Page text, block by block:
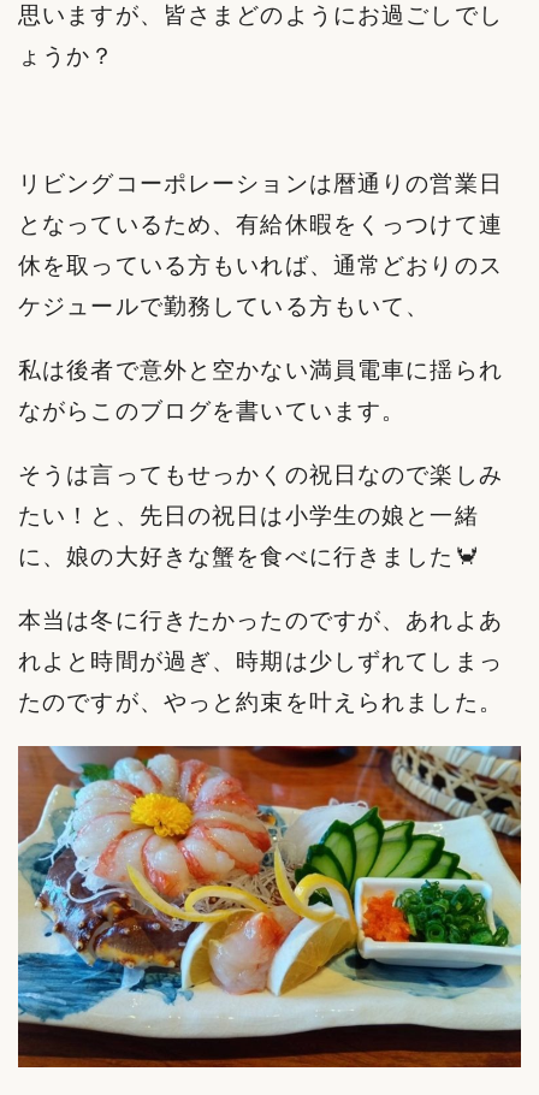
思いますが、皆さまどのようにお過ごしでし
ょうか？
リビングコーポレーションは暦通りの営業日
となっているため、有給休暇をくっつけて連
休を取っている方もいれば、通常どおりのス
ケジュールで勤務している方もいて、
私は後者で意外と空かない満員電車に揺られ
ながらこのブログを書いています。
そうは言ってもせっかくの祝日なので楽しみ
たい！と、先日の祝日は小学生の娘と一緒
に、娘の大好きな蟹を食べに行きました🦀
本当は冬に行きたかったのですが、あれよあ
れよと時間が過ぎ、時期は少しずれてしまっ
たのですが、やっと約束を叶えられました。